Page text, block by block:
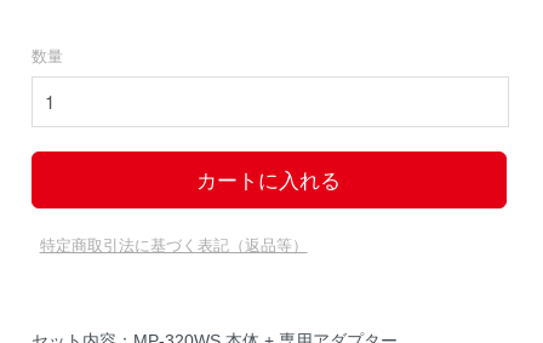
数量
特定商取引法に基づく表記（返品等）